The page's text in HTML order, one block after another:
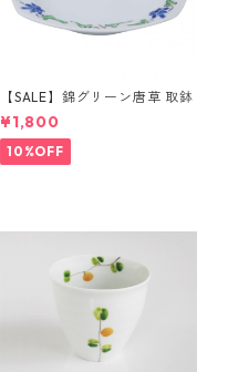
【SALE】錦グリーン唐草 取鉢
¥1,800
10%OFF